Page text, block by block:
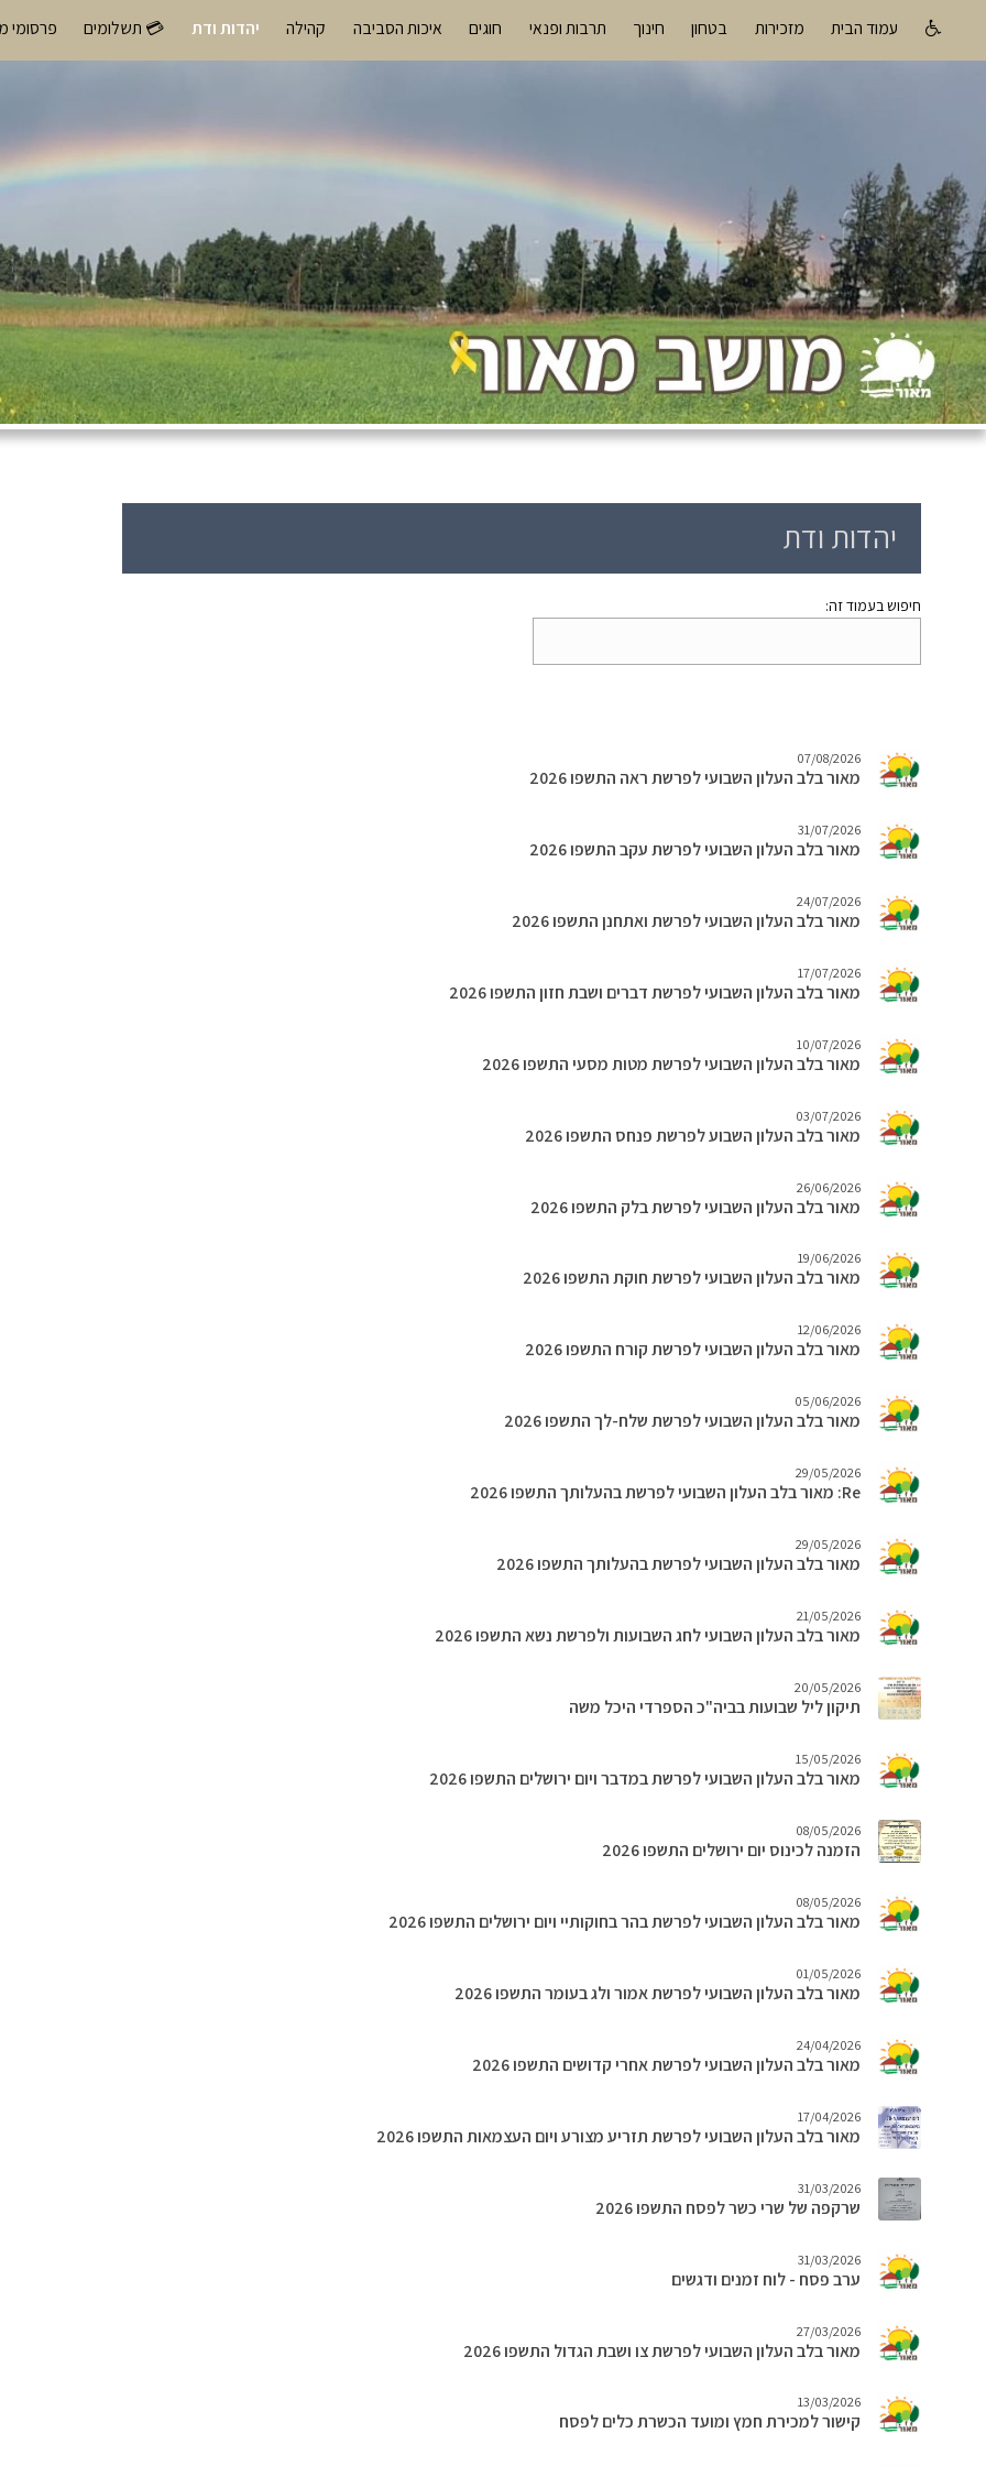
עמוד הבית מזכירות בטחון חינוך תרבות ופנאי חוגים איכות הסביבה קהילה יהדות ודת 💳 תשלומים פרסומי
יהדות ודת
חיפוש בעמוד זה:
07/08/2026
מאור בלב העלון השבועי לפרשת ראה התשפו 2026
31/07/2026
מאור בלב העלון השבועי לפרשת עקב התשפו 2026
24/07/2026
מאור בלב העלון השבועי לפרשת ואתחנן התשפו 2026
17/07/2026
מאור בלב העלון השבועי לפרשת דברים ושבת חזון התשפו 2026
10/07/2026
מאור בלב העלון השבועי לפרשת מטות מסעי התשפו 2026
03/07/2026
מאור בלב העלון השבוע לפרשת פנחס התשפו 2026
26/06/2026
מאור בלב העלון השבועי לפרשת בלק התשפו 2026
19/06/2026
מאור בלב העלון השבועי לפרשת חוקת התשפו 2026
12/06/2026
מאור בלב העלון השבועי לפרשת קורח התשפו 2026
05/06/2026
מאור בלב העלון השבועי לפרשת שלח-לך התשפו 2026
29/05/2026
Re: מאור בלב העלון השבועי לפרשת בהעלותך התשפו 2026
29/05/2026
מאור בלב העלון השבועי לפרשת בהעלותך התשפו 2026
21/05/2026
מאור בלב העלון השבועי לחג השבועות ולפרשת נשא התשפו 2026
20/05/2026
תיקון ליל שבועות בביה"כ הספרדי היכל משה
15/05/2026
מאור בלב העלון השבועי לפרשת במדבר ויום ירושלים התשפו 2026
08/05/2026
הזמנה לכינוס יום ירושלים התשפו 2026
08/05/2026
מאור בלב העלון השבועי לפרשת בהר בחוקותיי ויום ירושלים התשפו 2026
01/05/2026
מאור בלב העלון השבועי לפרשת אמור ולג בעומר התשפו 2026
24/04/2026
מאור בלב העלון השבועי לפרשת אחרי קדושים התשפו 2026
17/04/2026
מאור בלב העלון השבועי לפרשת תזריע מצורע ויום העצמאות התשפו 2026
31/03/2026
שרקפה של שרי כשר לפסח התשפו 2026
31/03/2026
ערב פסח - לוח זמנים ודגשים
27/03/2026
מאור בלב העלון השבועי לפרשת צו ושבת הגדול התשפו 2026
13/03/2026
קישור למכירת חמץ ומועד הכשרת כלים לפסח